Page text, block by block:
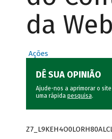
da Web
Ações
DÊ SUA OPINIÃO
Ajude-nos a aprimorar o
uma rápida pesquisa.